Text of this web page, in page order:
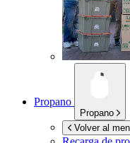
Propano
Propano
Volver al